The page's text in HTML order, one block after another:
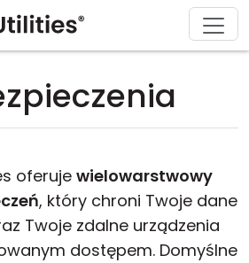
oferuje wielowarstwowy
, który chroni Twoje dane
Twoje zdalne urządzenia
dostępem. Domyślne
Kup
nas